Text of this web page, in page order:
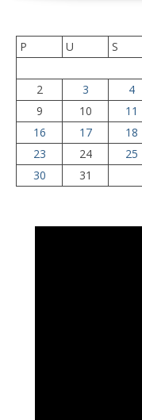
P
U S
2
3 4
9
10 11
16
17 18
23
24 25
30
31